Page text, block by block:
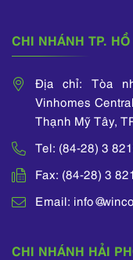
CHI NHÁNH TP.
Địa chỉ: Tòa
Vinhomes
Thạnh Mỹ Tây,
Tel: (84-28) 3
Fax: (84-28) 3
Email:
CHI NHÁNH HẢI